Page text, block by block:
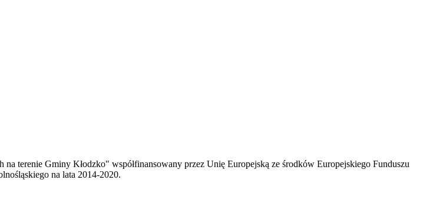
terenie Gminy Kłodzko" współfinansowany przez Unię Europejską ze środków Europejskiego Funduszu
na lata 2014-2020.